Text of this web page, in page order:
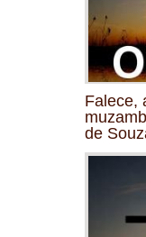
Falece,
de